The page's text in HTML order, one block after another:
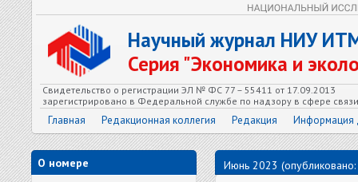
Научный журнал НИУ
Серия "Экономика и
Свидетельство о регистрации ЭЛ № ФС 77 – 55411 от 17.09.2013
зарегистрировано в Федеральной службе по надзору в сфере
Главная Редакционная коллегия Редакция Информация
О номере
Июнь 2023